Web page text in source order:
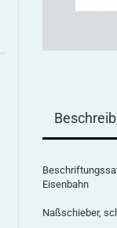
Eisenbahn
Naßschieber,